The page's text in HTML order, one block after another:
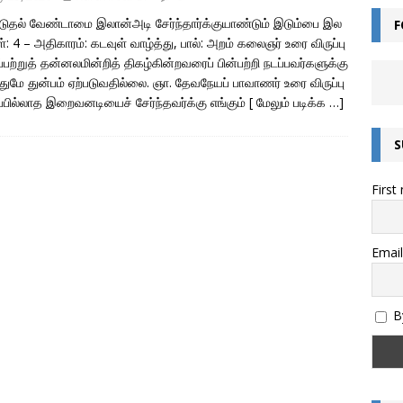
என்ன? – சொல்லின் வகைகள் யாவை? – இலக்கணம் அறிவோம்!
வகைகள் – இலக்கணம் அறிவோம்
இயல் தமிழ்
வேண்டாமை இலான்அடி சேர்ந்தார்க்குயாண்டும் இடும்பை இல
4 – அதிகாரம்: கடவுள் வாழ்த்து, பால்: அறம் கலைஞர் உரை விருப்பு
தன்னலமின்றித் திகழ்கின்றவரைப் பின்பற்றி நடப்பவர்களுக்கு
துன்பம் ஏற்படுவதில்லை. ஞா. தேவநேயப் பாவாணர் உரை விருப்பு
இறைவனடியைச் சேர்ந்தவர்க்கு எங்கும் [ மேலும் படிக்க …]
First
Email